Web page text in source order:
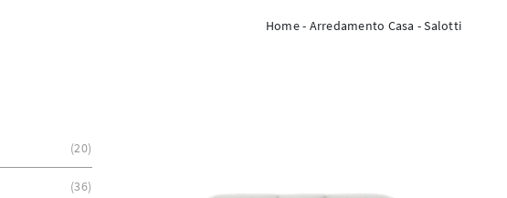
Home- Arredamento Casa -Salotti
20
36